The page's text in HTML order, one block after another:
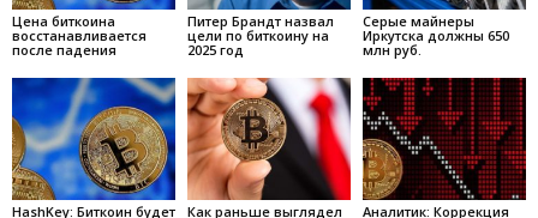
Цена биткоина
восстанавливается
после падения
Питер Брандт назвал
цели по биткоину на
2025 год
Серые майнеры
Иркутска должны 650
млн руб.
HashKey: Биткоин будет
Как раньше выглядел
Аналитик: Коррекция